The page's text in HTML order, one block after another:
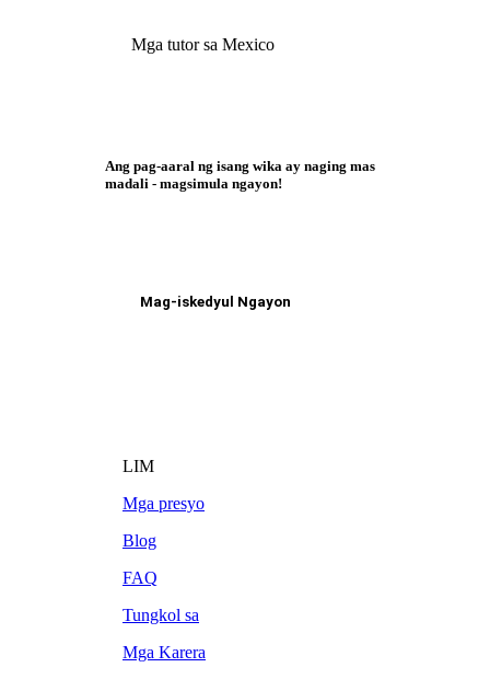
Mga tutor sa Mexico
Ang pag-aaral ng isang wika ay naging mas
madali - magsimula ngayon!
Mag-iskedyul Ngayon
LIM
Mga presyo
Blog
FAQ
Tungkol sa
Mga Karera